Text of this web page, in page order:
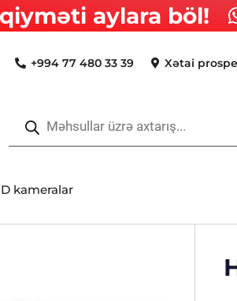
aylara böl!
+994 77 480 33 39 Xətai
search
kameralar